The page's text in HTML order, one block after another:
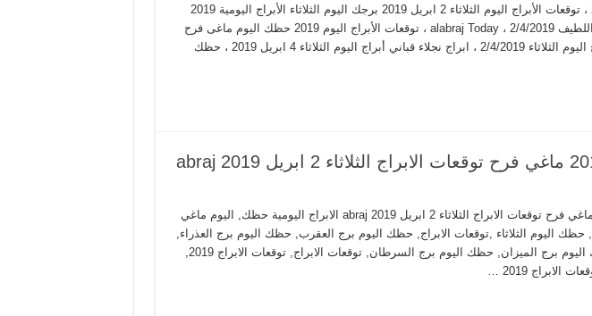
حظك اليوم الثلاثاء 2-4-2019 ، توقعات الأبراج اليوم الثلاثاء 2 ابريل 2019 برجك اليوم الثلاثاء الأبراج اليومية 2019
ابراج اليوم الثلاثاء ليلى عبد اللطيف 2/4/2019 ، alabraj Today ، توقعات الأبراج اليوم 2019 حظك اليوم ماغى فرح
الابراج اليوم ماغي فرح ابراج اليوم الثلاثاء 2/4/2019 ، ابراج نجلاء قباني أبراج اليوم الثلاثاء 4 ابريل 2019 ، حظك
حظك اليوم 2-4-2019 ماغي فرح توقعات الابراج الثلاثاء 2 ابريل 2019 abraj
حظك اليوم 2-4-2019 ماغي فرح توقعات الابراج الثلاثاء 2 ابريل 2019 abraj الابراج اليومية حظك, اليوم ماغي
فرح , حظك اليوم 2-4-2019 , حظك اليوم الثلاثاء ,توقعات الابراج, حظك اليوم برج العقرب, حظك اليوم برج العذراء,
حظك اليوم برج الاسد, حظك اليوم برج الميزان, حظك اليوم برج السرطان, توقعات الابراج, توقعات الابراج 2019,